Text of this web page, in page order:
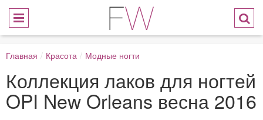
Главная / Красота / Модные ногти
Коллекция лаков для ногтей
OPI New Orleans весна 2016